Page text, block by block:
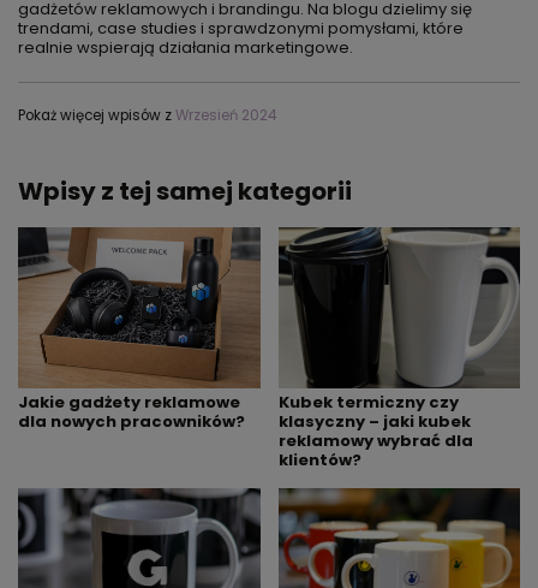
gadżetów reklamowych i brandingu. Na blogu dzielimy się
trendami, case studies i sprawdzonymi pomysłami, które
realnie wspierają działania marketingowe.
Pokaż więcej wpisów zWrzesień 2024
Wpisy z tej samej kategorii
Jakie gadżety reklamowe
dla nowych pracowników?
Kubek termiczny czy
klasyczny – jaki kubek
reklamowy wybrać dla
klientów?